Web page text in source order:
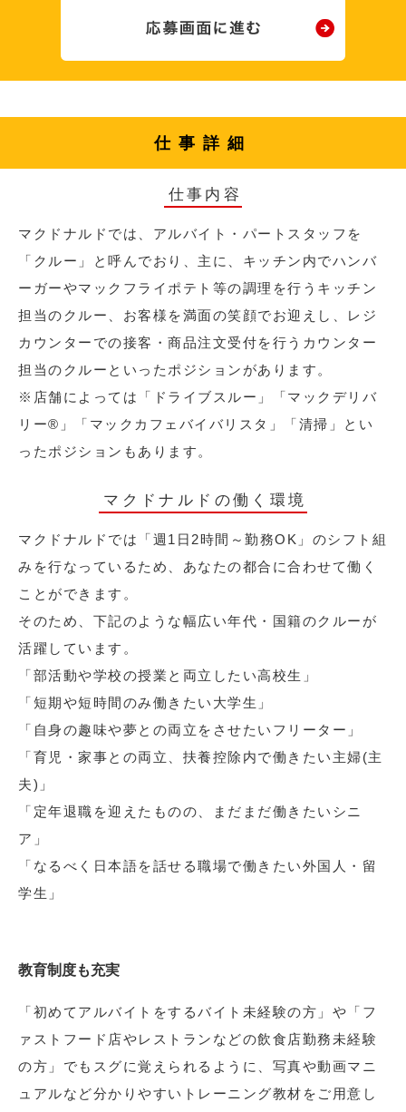
仕事詳細
仕事内容
マクドナルドでは、アルバイト・パートスタッフを
「クルー」と呼んでおり、主に、キッチン内でハンバ
ーガーやマックフライポテト等の調理を行うキッチン
担当のクルー、お客様を満面の笑顔でお迎えし、レジ
カウンターでの接客・商品注文受付を行うカウンター
担当のクルーといったポジションがあります。
※店舗によっては「ドライブスルー」「マックデリバ
リー®︎」「マックカフェバイバリスタ」「清掃」とい
ったポジションもあります。
マクドナルドの働く環境
マクドナルドでは「週1日2時間～勤務OK」のシフト組
みを行なっているため、あなたの都合に合わせて働く
ことができます。
そのため、下記のような幅広い年代・国籍のクルーが
活躍しています。
「部活動や学校の授業と両立したい高校生」
「短期や短時間のみ働きたい大学生」
「自身の趣味や夢との両立をさせたいフリーター」
「育児・家事との両立、扶養控除内で働きたい主婦(主
夫)」
「定年退職を迎えたものの、まだまだ働きたいシニ
ア」
「なるべく日本語を話せる職場で働きたい外国人・留
学生」
教育制度も充実
「初めてアルバイトをするバイト未経験の方」や「フ
ァストフード店やレストランなどの飲食店勤務未経験
の方」でもスグに覚えられるように、写真や動画マニ
ュアルなど分かりやすいトレーニング教材をご用意し